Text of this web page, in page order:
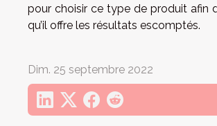
pour choisir ce type de produit afin
qu’il offre les résultats escomptés.
Dim. 25 septembre 2022